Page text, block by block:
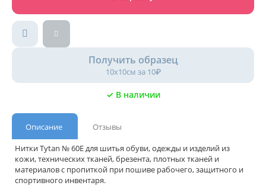
Получить образец
10х10см за 10₽
✓ В наличии
Описание
Отзывы
Нитки Tytan № 60Е для шитья обуви, одежды и изделий из
кожи, технических тканей, брезента, плотных тканей и
материалов с пропиткой при пошиве рабочего, защитного и
спортивного инвентаря.